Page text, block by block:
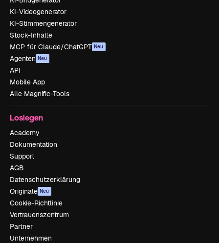
KI-Videogenerator
KI-Stimmengenerator
Stock-Inhalte
MCP für Claude/ChatGPT Neu
Agenten Neu
API
Mobile App
Alle Magnific-Tools
Loslegen
Academy
Dokumentation
Support
AGB
Datenschutzerklärung
Originale Neu
Cookie-Richtlinie
Vertrauenszentrum
Partner
Unternehmen